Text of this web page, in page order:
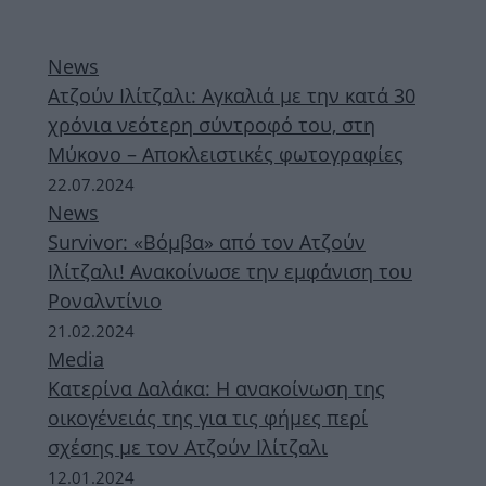
News
Ατζούν Ιλίτζαλι: Αγκαλιά με την κατά 30
χρόνια νεότερη σύντροφό του, στη
Μύκονο – Αποκλειστικές φωτογραφίες
22.07.2024
News
Survivor: «Βόμβα» από τον Ατζούν
Ιλίτζαλι! Ανακοίνωσε την εμφάνιση του
Ροναλντίνιο
21.02.2024
Media
Κατερίνα Δαλάκα: Η ανακοίνωση της
οικογένειάς της για τις φήμες περί
σχέσης με τον Ατζούν Ιλίτζαλι
12.01.2024